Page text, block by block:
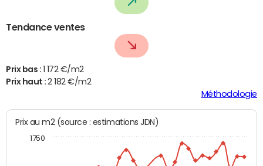
Tendance ventes
Prix bas : 1 172 €/m2
Prix haut :2 182 €/m2
Méthodologie
Prix au m2 (source : estimations JDN)
1750